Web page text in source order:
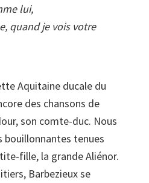
lui,
quand je vois votre
Aquitaine ducale du
des chansons de
son comte-duc. Nous
bouillonnantes tenues
fille, la grande Aliénor.
Barbezieux se